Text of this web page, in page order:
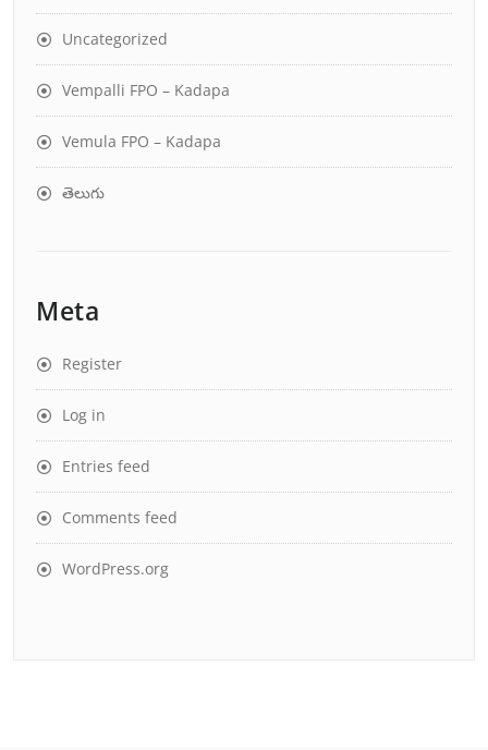
Uncategorized
Vempalli FPO – Kadapa
Vemula FPO – Kadapa
తెలుగు
Meta
Register
Log in
Entries feed
Comments feed
WordPress.org